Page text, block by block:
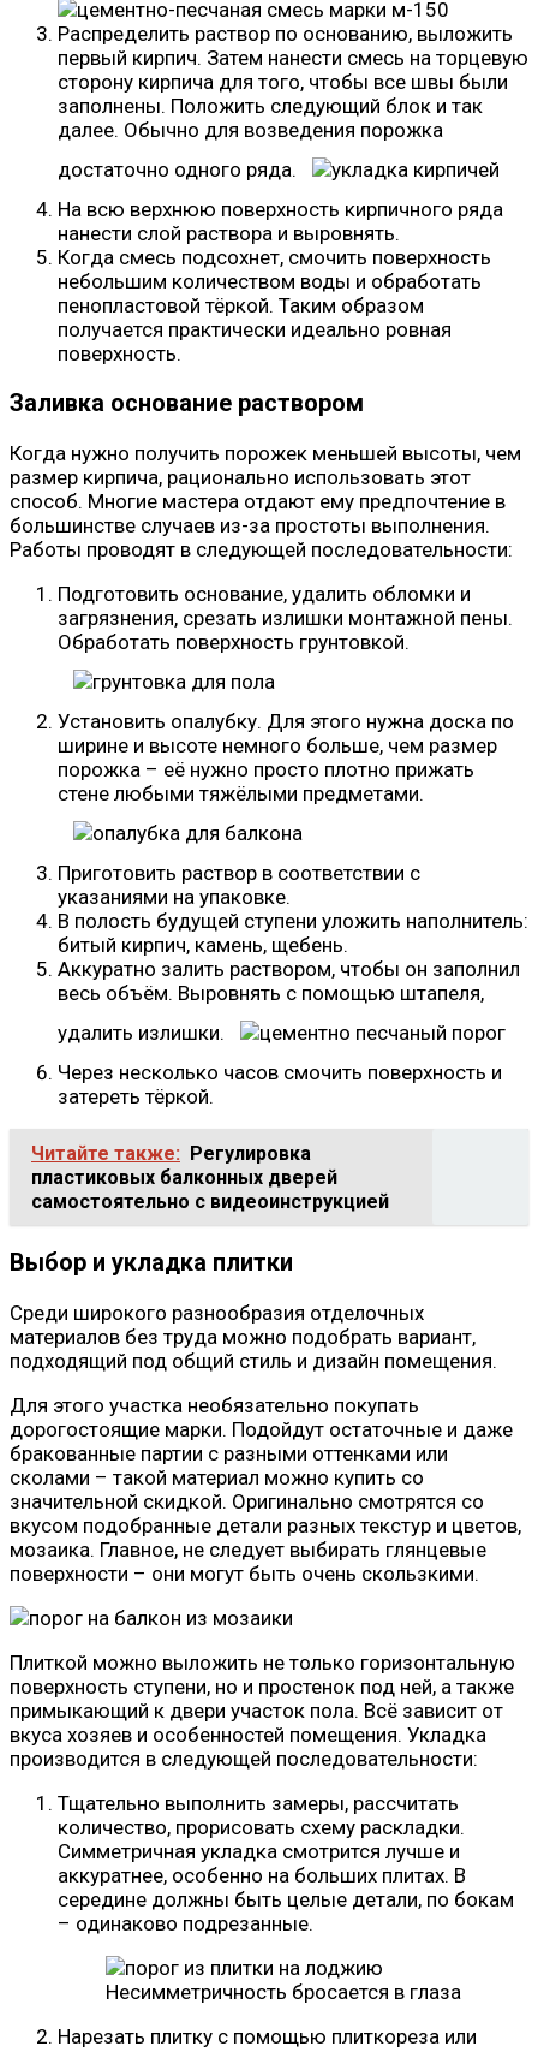
Распределить раствор по основанию, выложить
первый кирпич. Затем нанести смесь на торцевую
сторону кирпича для того, чтобы все швы были
заполнены. Положить следующий блок и так
далее. Обычно для возведения порожка
достаточно одного ряда.
На всю верхнюю поверхность кирпичного ряда
нанести слой раствора и выровнять.
Когда смесь подсохнет, смочить поверхность
небольшим количеством воды и обработать
пенопластовой тёркой. Таким образом
получается практически идеально ровная
поверхность.
Заливка основание раствором
Когда нужно получить порожек меньшей высоты, чем
размер кирпича, рационально использовать этот
способ. Многие мастера отдают ему предпочтение в
большинстве случаев из-за простоты выполнения.
Работы проводят в следующей последовательности:
Подготовить основание, удалить обломки и
загрязнения, срезать излишки монтажной пены.
Обработать поверхность грунтовкой.
Установить опалубку. Для этого нужна доска по
ширине и высоте немного больше, чем размер
порожка – её нужно просто плотно прижать
стене любыми тяжёлыми предметами.
Приготовить раствор в соответствии с
указаниями на упаковке.
В полость будущей ступени уложить наполнитель:
битый кирпич, камень, щебень.
Аккуратно залить раствором, чтобы он заполнил
весь объём. Выровнять с помощью штапеля,
удалить излишки.
Через несколько часов смочить поверхность и
затереть тёркой.
Читайте также: Регулировка
пластиковых балконных дверей
самостоятельно с видеоинструкцией
Выбор и укладка плитки
Среди широкого разнообразия отделочных
материалов без труда можно подобрать вариант,
подходящий под общий стиль и дизайн помещения.
Для этого участка необязательно покупать
дорогостоящие марки. Подойдут остаточные и даже
бракованные партии с разными оттенками или
сколами – такой материал можно купить со
значительной скидкой. Оригинально смотрятся со
вкусом подобранные детали разных текстур и цветов,
мозаика. Главное, не следует выбирать глянцевые
поверхности – они могут быть очень скользкими.
Плиткой можно выложить не только горизонтальную
поверхность ступени, но и простенок под ней, а также
примыкающий к двери участок пола. Всё зависит от
вкуса хозяев и особенностей помещения. Укладка
производится в следующей последовательности:
Тщательно выполнить замеры, рассчитать
количество, прорисовать схему раскладки.
Симметричная укладка смотрится лучше и
аккуратнее, особенно на больших плитах. В
середине должны быть целые детали, по бокам
– одинаково подрезанные.
Несимметричность бросается в глаза
Нарезать плитку с помощью плиткореза или